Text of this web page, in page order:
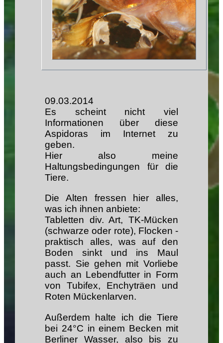
09.03.2014
Es scheint nicht viel
Informationen über diese
Aspidoras im Internet zu
geben.
Hier also meine
Haltungsbedingungen für die
Tiere.
Die Alten fressen hier alles,
was ich ihnen anbiete:
Tabletten div. Art, TK-Mücken
(schwarze oder rote), Flocken -
praktisch alles, was auf den
Boden sinkt und ins Maul
passt. Sie gehen mit Vorliebe
auch an Lebendfutter in Form
von Tubifex, Enchyträen und
Roten Mückenlarven.
Außerdem halte ich die Tiere
bei 24°C in einem Becken mit
Berliner Wasser, also bis zu